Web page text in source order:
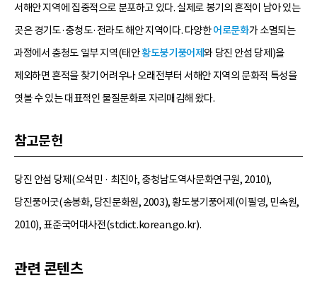
서해안 지역에 집중적으로 분포하고 있다. 실제로 봉기의 흔적이 남아 있는
곳은 경기도·충청도·전라도 해안 지역이다. 다양한어로문화가 소멸되는
과정에서 충청도 일부 지역(태안황도붕기풍어제와 당진 안섬 당제)을
제외하면 흔적을 찾기 어려우나 오래전부터 서해안 지역의 문화적 특성을
엿볼 수 있는 대표적인 물질문화로 자리매김해 왔다.
참고문헌
당진 안섬 당제(오석민 · 최진아, 충청남도역사문화연구원, 2010),
당진풍어굿(송봉화, 당진문화원, 2003), 황도붕기풍어제(이필영, 민속원,
2010), 표준국어대사전(stdict.korean.go.kr).
관련 콘텐츠